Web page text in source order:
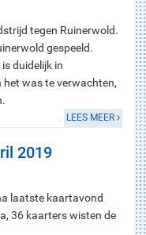
tegen Ruinerwold.
gespeeld.
duidelijk in
was te verwachten,
LEES MEER
2019
laatste kaartavond
36 kaarters wisten de